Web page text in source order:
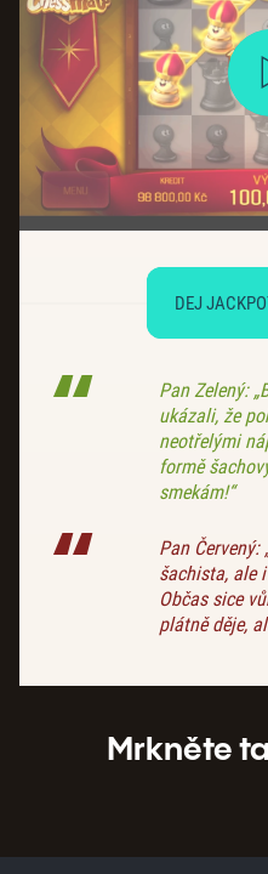
DEJ
Pan Zelený:
ukázali, že
neotřelými
formě
smekám!“
Pan Červený:
šachista, ale
Občas sice
plátně děje,
Mrkněte